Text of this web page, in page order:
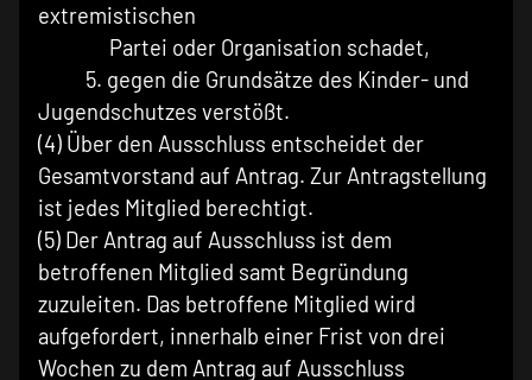
extremistischen
Partei oder Organisation schadet,
5. gegen die Grundsätze des Kinder- und
Jugendschutzes verstößt.
(4) Über den Ausschluss entscheidet der
Gesamtvorstand auf Antrag. Zur Antragstellung
ist jedes Mitglied berechtigt.
(5) Der Antrag auf Ausschluss ist dem
betroffenen Mitglied samt Begründung
zuzuleiten. Das betroffene Mitglied wird
aufgefordert, innerhalb einer Frist von drei
Wochen zu dem Antrag auf Ausschluss